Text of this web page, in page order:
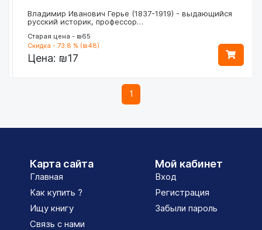
Владимир Иванович Герье (1837-1919) - выдающийся
русский историк, профессор…
Старая цена - ₪65
Скидка - 73.8 % (₪48)
Цена: ₪17
1
Карта сайта
Главная
Как купить ?
Ищу книгу
Связь с нами
Мой кабинет
Вход
Регистрация
Забыли пароль